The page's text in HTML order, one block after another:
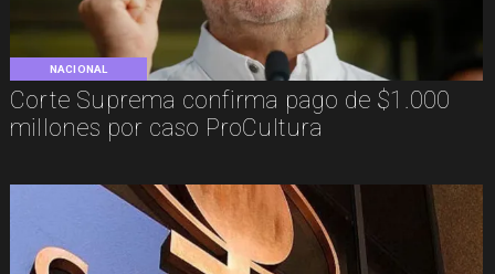
NACIONAL
Corte Suprema confirma pago de $1.000
millones por caso ProCultura